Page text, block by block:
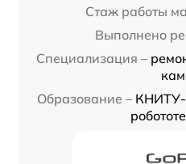
Стаж работы
Выполнено
Специализация –
Образование – КНИТУ-